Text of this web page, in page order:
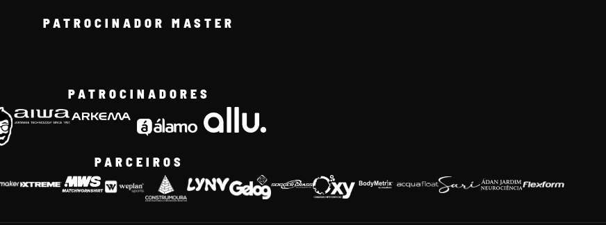
PATROCINADOR MASTER
PATROCINADORES
PARCEIROS